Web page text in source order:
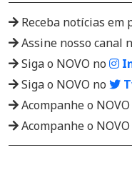
Receba notícias em
Assine nosso canal
Siga o NOVO no
Siga o NOVO no
Acompanhe o
Acompanhe o